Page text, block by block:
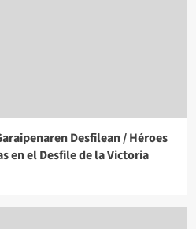
Desfilean / Héroes
en el Desfile de la Victoria